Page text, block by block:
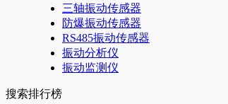
三轴振动传感器
防爆振动传感器
RS485振动传感器
振动分析仪
振动监测仪
搜索排行榜